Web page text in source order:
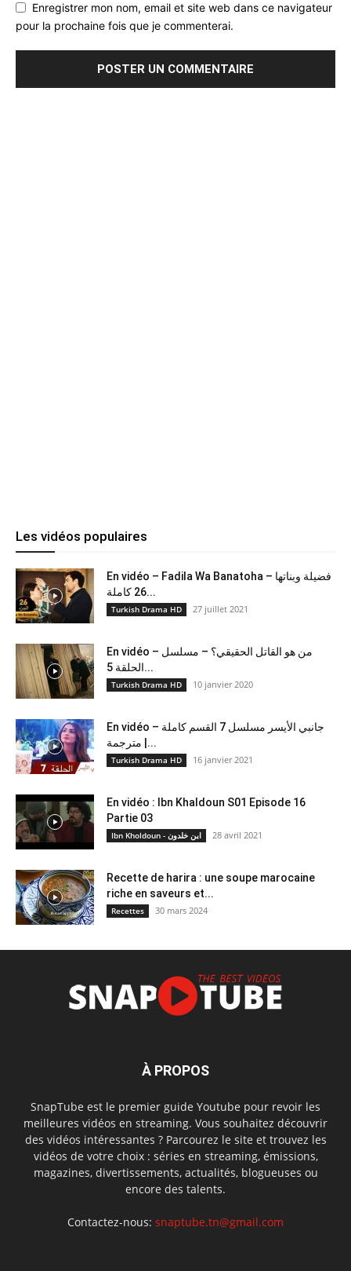
Enregistrer mon nom, email et site web dans ce navigateur
pour la prochaine fois que je commenterai.
Les vidéos populaires
En vidéo – Fadila Wa Banatoha – فضيلة وبناتها
26 كاملة...
Turkish Drama HD 27 juillet 2021
En vidéo – من هو القاتل الحقيقي؟ – مسلسل
الحلقة 5...
Turkish Drama HD 10 janvier 2020
En vidéo – جانبي الأيسر مسلسل 7 القسم كاملة
مترجمة |...
Turkish Drama HD 16 janvier 2021
En vidéo : Ibn Khaldoun S01 Episode 16
Partie 03
Ibn Kholdoun - ابن خلدون 28 avril 2021
Recette de harira : une soupe marocaine
riche en saveurs et...
Recettes 30 mars 2024
À PROPOS
SnapTube est le premier guide Youtube pour revoir les
meilleures vidéos en streaming. Vous souhaitez découvrir
des vidéos intéressantes ? Parcourez le site et trouvez les
vidéos de votre choix : séries en streaming, émissions,
magazines, divertissements, actualités, blogueuses ou
encore des talents.
Contactez-nous: snaptube.tn@gmail.com